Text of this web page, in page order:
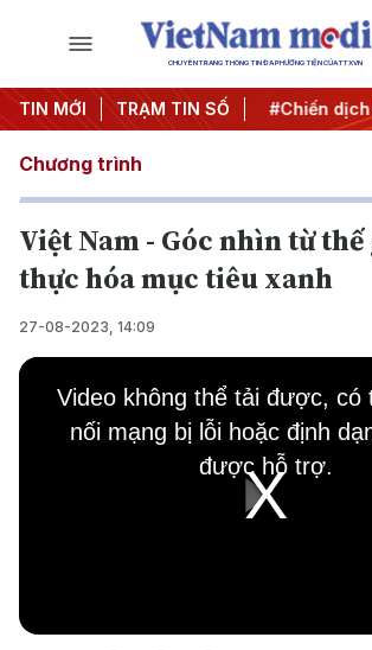
CHUYÊN TRANG THÔNG TIN ĐA PHƯƠNG TIỆN CỦA TTXVN
TIN MỚI TRẠM TIN SỐ
quyết thành hành động #Chiến dịch
Chương trình
Việt Nam - Góc nhìn từ
thực hóa mục tiêu xanh
27-08-2023, 14:09
Play
This
window.
Video không thể tải được, có
nối mạng bị lỗi hoặc định
được hỗ trợ.